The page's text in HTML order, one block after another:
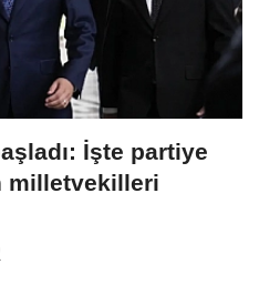
İşte partiye
milletvekilleri